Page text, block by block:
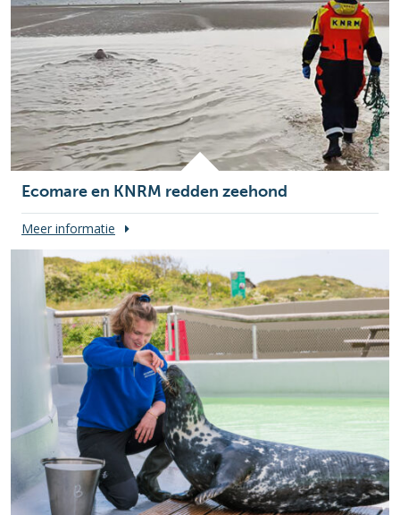
Ecomare en KNRM redden zeehond
Meer informatie